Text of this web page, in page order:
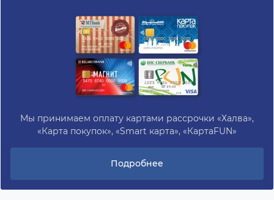
Мы принимаем оплату картами рассрочки «Халва»,
«Карта покупок», «Smart карта», «КартаFUN»
Подробнее